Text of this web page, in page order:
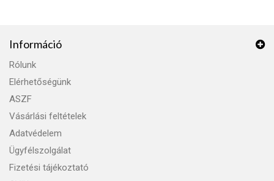
Információ
Rólunk
Elérhetőségünk
ASZF
Vásárlási feltételek
Adatvédelem
Ügyfélszolgálat
Fizetési tájékoztató